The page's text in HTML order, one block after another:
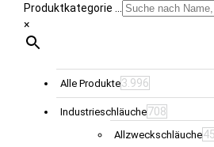
Produktkategorie ...
×
Alle Produkte3.996
Industrieschläuche708
Allzweckschläuche45